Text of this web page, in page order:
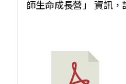
師生命成長營」 資訊，